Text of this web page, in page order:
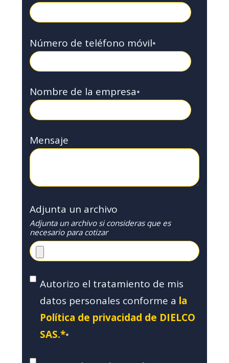
Número de teléfono móvil*
Nombre de la empresa*
Mensaje
Adjunta un archivo
Adjunta un archivo si consideras que es
necesario para cotizar
Autorizo el tratamiento de mis
datos personales conforme a la
Política de privacidad de DIELCO
SAS.**